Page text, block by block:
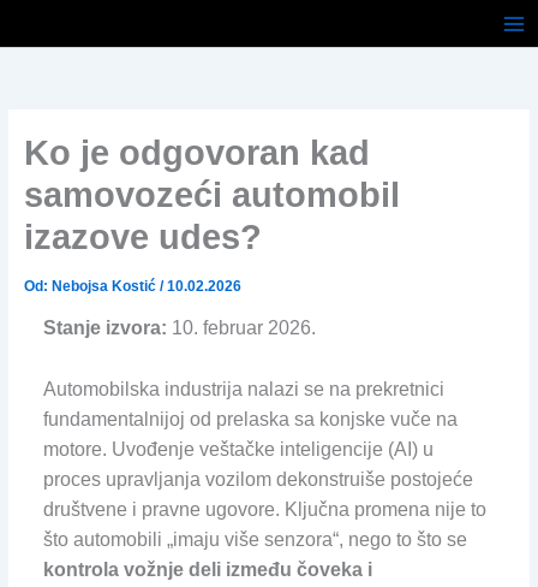
Ko je odgovoran kad
samovozeći automobil
izazove udes?
Od: Nebojsa Kostić /10.02.2026
Stanje izvora: 10. februar 2026.
Automobilska industrija nalazi se na prekretnici
fundamentalnijoj od prelaska sa konjske vuče na
motore. Uvođenje veštačke inteligencije (AI) u
proces upravljanja vozilom dekonstruiše postojeće
društvene i pravne ugovore. Ključna promena nije to
što automobili „imaju više senzora“, nego to što se
kontrola vožnje deli između čoveka i